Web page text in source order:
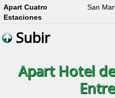
Apart Cuatro
Estaciones
San
Subir
Apart Hotel